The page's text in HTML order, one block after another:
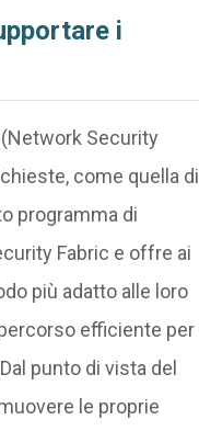
i
Security
come quella di
programma di
Fabric e offre ai
più adatto alle loro
efficiente per
punto di vista del
le proprie